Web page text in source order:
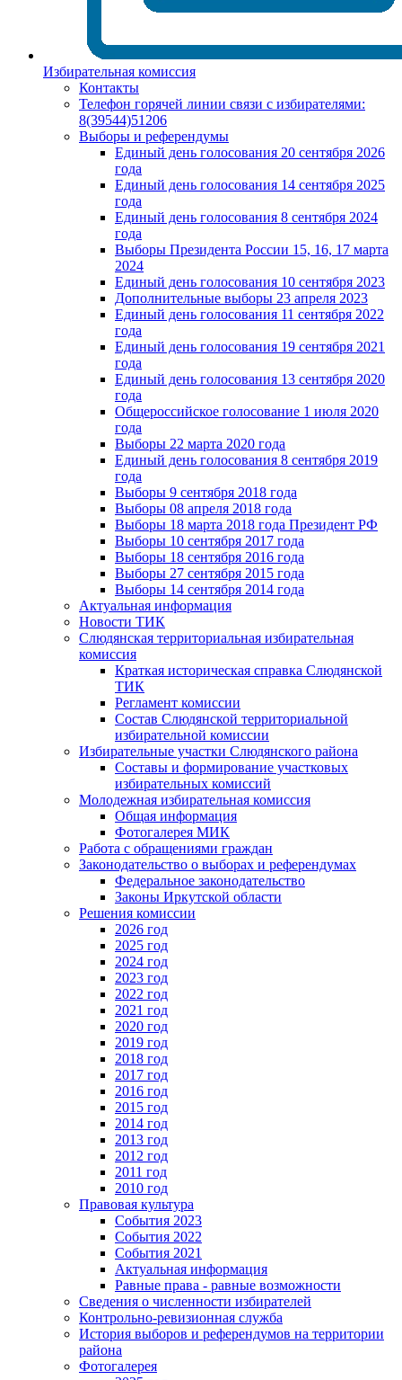
Избирательная комиссия
Контакты
Телефон горячей линии связи с избирателями:
8(39544)51206
Выборы и референдумы
Единый день голосования 20 сентября 2026
года
Единый день голосования 14 сентября 2025
года
Единый день голосования 8 сентября 2024
года
Выборы Президента России 15, 16, 17 марта
2024
Единый день голосования 10 сентября 2023
Дополнительные выборы 23 апреля 2023
Единый день голосования 11 сентября 2022
года
Единый день голосования 19 сентября 2021
года
Единый день голосования 13 сентября 2020
года
Общероссийское голосование 1 июля 2020
года
Выборы 22 марта 2020 года
Единый день голосования 8 сентября 2019
года
Выборы 9 сентября 2018 года
Выборы 08 апреля 2018 года
Выборы 18 марта 2018 года Президент РФ
Выборы 10 сентября 2017 года
Выборы 18 сентября 2016 года
Выборы 27 сентября 2015 года
Выборы 14 сентября 2014 года
Актуальная информация
Новости ТИК
Слюдянская территориальная избирательная
комиссия
Краткая историческая справка Слюдянской
ТИК
Регламент комиссии
Состав Слюдянской территориальной
избирательной комиссии
Избирательные участки Слюдянского района
Составы и формирование участковых
избирательных комиссий
Молодежная избирательная комиссия
Общая информация
Фотогалерея МИК
Работа с обращениями граждан
Законодательство о выборах и референдумах
Федеральное законодательство
Законы Иркутской области
Решения комиссии
2026 год
2025 год
2024 год
2023 год
2022 год
2021 год
2020 год
2019 год
2018 год
2017 год
2016 год
2015 год
2014 год
2013 год
2012 год
2011 год
2010 год
Правовая культура
События 2023
События 2022
События 2021
Актуальная информация
Равные права - равные возможности
Сведения о численности избирателей
Контрольно-ревизионная служба
История выборов и референдумов на территории
района
Фотогалерея